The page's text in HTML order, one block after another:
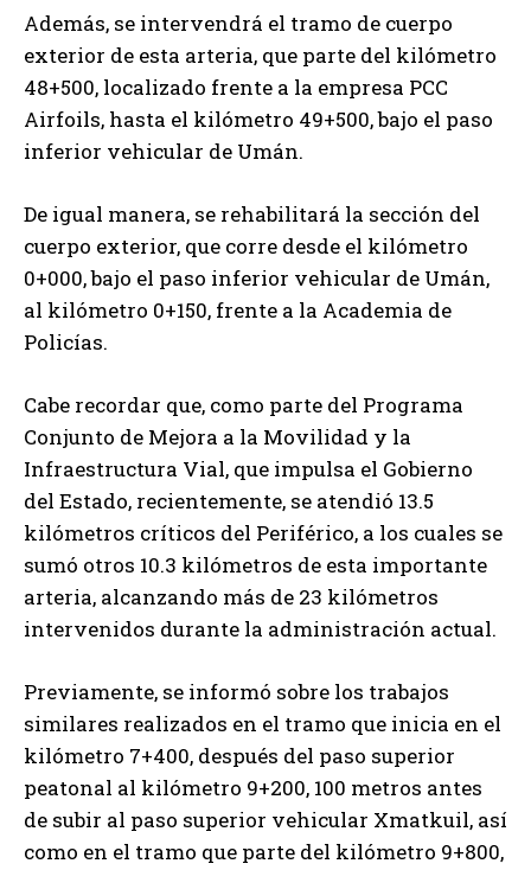
Además, se intervendrá el tramo de cuerpo
exterior de esta arteria, que parte del kilómetro
48+500, localizado frente a la empresa PCC
Airfoils, hasta el kilómetro 49+500, bajo el paso
inferior vehicular de Umán.
De igual manera, se rehabilitará la sección del
cuerpo exterior, que corre desde el kilómetro
0+000, bajo el paso inferior vehicular de Umán,
al kilómetro 0+150, frente a la Academia de
Policías.
Cabe recordar que, como parte del Programa
Conjunto de Mejora a la Movilidad y la
Infraestructura Vial, que impulsa el Gobierno
del Estado, recientemente, se atendió 13.5
kilómetros críticos del Periférico, a los cuales se
sumó otros 10.3 kilómetros de esta importante
arteria, alcanzando más de 23 kilómetros
intervenidos durante la administración actual.
Previamente, se informó sobre los trabajos
similares realizados en el tramo que inicia en el
kilómetro 7+400, después del paso superior
peatonal al kilómetro 9+200, 100 metros antes
de subir al paso superior vehicular Xmatkuil, así
como en el tramo que parte del kilómetro 9+800,